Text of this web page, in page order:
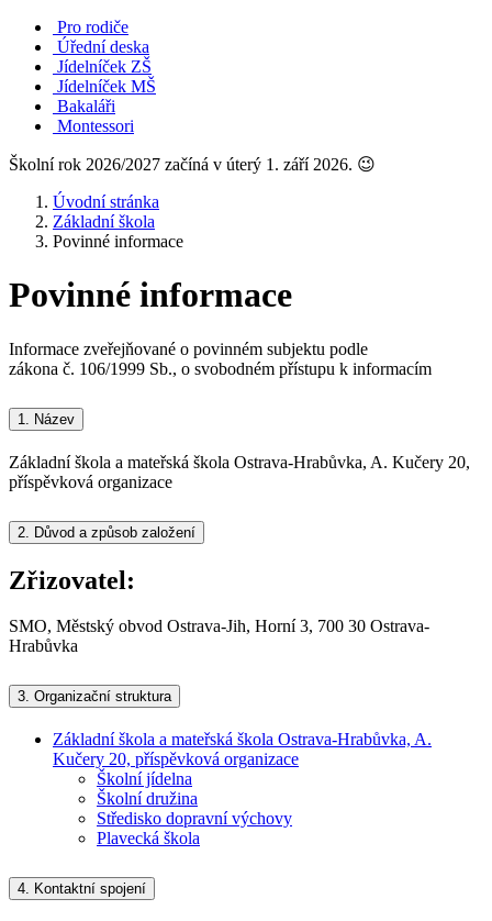
Pro rodiče
Úřední deska
Jídelníček ZŠ
Jídelníček MŠ
Bakaláři
Montessori
Školní rok 2026/2027 začíná v úterý 1. září 2026. 😉
Úvodní stránka
Základní škola
Povinné informace
Povinné informace
Informace zveřejňované o povinném subjektu podle
zákona č. 106/1999 Sb., o svobodném přístupu k informacím
1. Název
Základní škola a mateřská škola Ostrava-Hrabůvka, A. Kučery 20,
příspěvková organizace
2. Důvod a způsob založení
Zřizovatel:
SMO, Městský obvod Ostrava-Jih, Horní 3, 700 30 Ostrava-
Hrabůvka
3. Organizační struktura
Základní škola a mateřská škola Ostrava-Hrabůvka, A.
Kučery 20, příspěvková organizace
Školní jídelna
Školní družina
Středisko dopravní výchovy
Plavecká škola
4. Kontaktní spojení